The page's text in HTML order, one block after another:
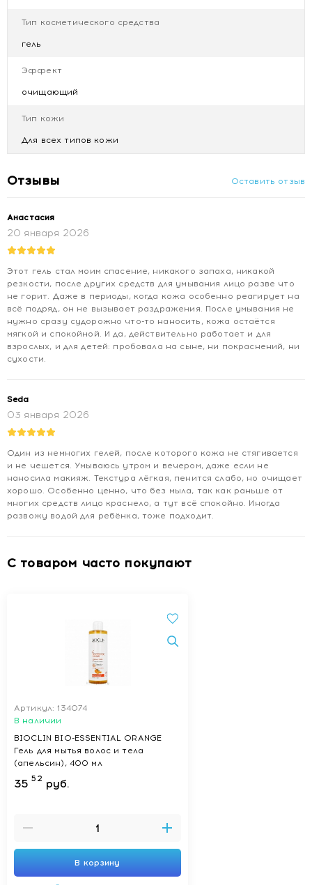
Тип косметического средства
гель
Эффект
очищающий
Тип кожи
Для всех типов кожи
Отзывы Оставить отзыв
Анастасия
20 января 2026
Этот гель стал моим спасение, никакого запаха, никакой
резкости, после других средств для умывания лицо разве что
не горит. Даже в периоды, когда кожа особенно реагирует на
всё подряд, он не вызывает раздражения. После умывания не
нужно сразу судорожно что-то наносить, кожа остаётся
мягкой и спокойной. И да, действительно работает и для
взрослых, и для детей: пробовала на сыне, ни покраснений, ни
сухости.
Seda
03 января 2026
Один из немногих гелей, после которого кожа не стягивается
и не чешется. Умываюсь утром и вечером, даже если не
наносила макияж. Текстура лёгкая, пенится слабо, но очищает
хорошо. Особенно ценно, что без мыла, так как раньше от
многих средств лицо краснело, а тут всё спокойно. Иногда
развожу водой для ребёнка, тоже подходит.
С товаром часто покупают
Артикул: 134074
В наличии
BIOCLIN BIO-ESSENTIAL ORANGE
Гель для мытья волос и тела
(апельсин), 400 мл
35 52 руб.
В корзину